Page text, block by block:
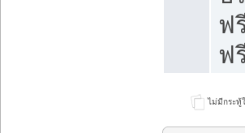
ฟ
ฟ
ไม่มีกระทู้